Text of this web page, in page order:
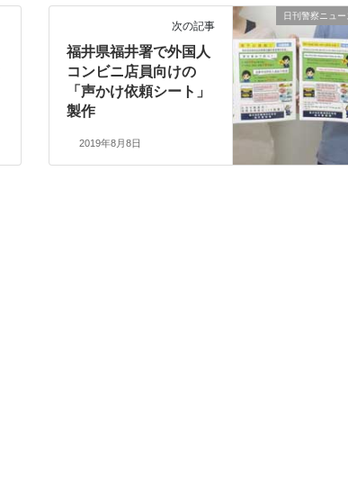
日刊警察ニュー
次の記事
福井県福井署で外国人
コンビニ店員向けの
「声かけ依頼シート」
製作
2019年8月8日